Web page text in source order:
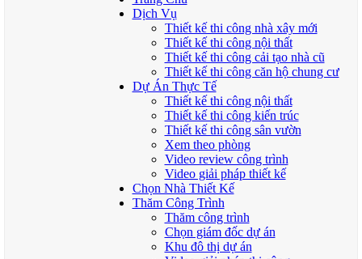
Dịch Vụ
Thiết kế thi công nhà xây mới
Thiết kế thi công nội thất
Thiết kế thi công cải tạo nhà cũ
Thiết kế thi công căn hộ chung cư
Dự Án Thực Tế
Thiết kế thi công nội thất
Thiết kế thi công kiến trúc
Thiết kế thi công sân vườn
Xem theo phòng
Video review công trình
Video giải pháp thiết kế
Chọn Nhà Thiết Kế
Thăm Công Trình
Thăm công trình
Chọn giám đốc dự án
Khu đô thị dự án